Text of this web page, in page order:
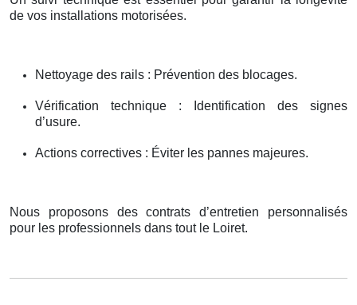
de vos installations motorisées.
Nettoyage des rails : Prévention des blocages.
Vérification technique : Identification des signes
d’usure.
Actions correctives : Éviter les pannes majeures.
Nous proposons des contrats d’entretien personnalisés
pour les professionnels dans tout le Loiret.